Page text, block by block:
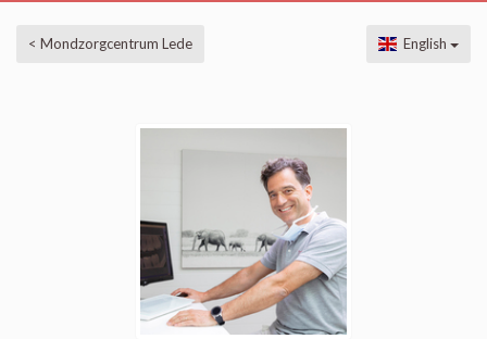
< Mondzorgcentrum Lede English